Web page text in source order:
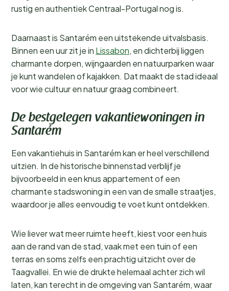
rustig en authentiek Centraal-Portugal nog is.
Daarnaast is Santarém een uitstekende uitvalsbasis.
Binnen een uur zit je in Lissabon, en dichterbij liggen
charmante dorpen, wijngaarden en natuurparken waar
je kunt wandelen of kajakken. Dat maakt de stad ideaal
voor wie cultuur en natuur graag combineert.
De bestgelegen vakantiewoningen in
Santarém
Een vakantiehuis in Santarém kan er heel verschillend
uitzien. In de historische binnenstad verblijf je
bijvoorbeeld in een knus appartement of een
charmante stadswoning in een van de smalle straatjes,
waardoor je alles eenvoudig te voet kunt ontdekken.
Wie liever wat meer ruimte heeft, kiest voor een huis
aan de rand van de stad, vaak met een tuin of een
terras en soms zelfs een prachtig uitzicht over de
Taagvallei. En wie de drukte helemaal achter zich wil
laten, kan terecht in de omgeving van Santarém, waar